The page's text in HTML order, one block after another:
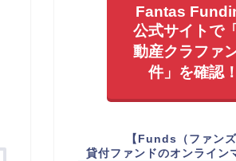
Fantas
公式サイトで
動産クラファ
件」を確認！
【Funds（ファンズ
貸付ファンドのオンライン